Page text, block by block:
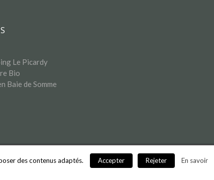
Le Picardy
Bio
Baie de Somme
des contenus adaptés. Accepter Rejeter
En savoir